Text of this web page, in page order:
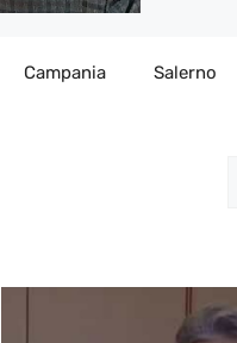
Campania Salerno